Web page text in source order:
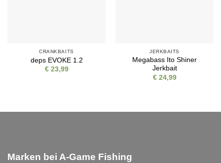
CRANKBAITS
deps EVOKE 1.2
€23,99
JERKBAITS
Megabass Ito Shiner
Jerkbait
€24,99
Marken bei A-Game Fishing